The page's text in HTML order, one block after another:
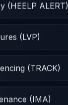
(HEELP ALERT)
(LVP)
(TRACK)
(IMA)